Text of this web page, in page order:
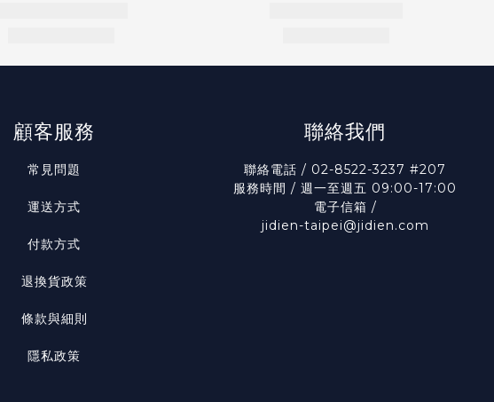
顧客服務
常見問題
運送方式
付款方式
退換貨政策
條款與細則
隱私政策
聯絡我們
聯絡電話 / 02-8522-3237 #207
服務時間 / 週一至週五 09:00-17:00
電子信箱 /
jidien-taipei@jidien.com